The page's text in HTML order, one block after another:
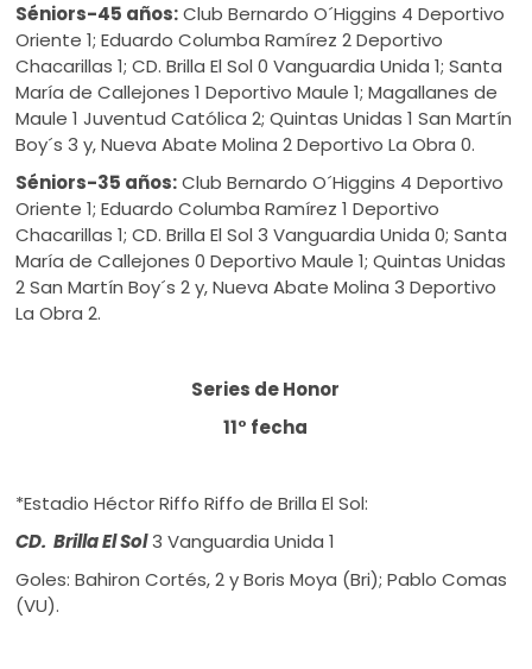
Séniors-45 años:Club Bernardo O´Higgins 4 Deportivo
Oriente 1; Eduardo Columba Ramírez 2 Deportivo
Chacarillas 1; CD. Brilla El Sol 0 Vanguardia Unida 1; Santa
María de Callejones 1 Deportivo Maule 1; Magallanes de
Maule 1 Juventud Católica 2; Quintas Unidas 1 San Martín
Boy´s 3 y, Nueva Abate Molina 2 Deportivo La Obra 0.
Séniors-35 años:Club Bernardo O´Higgins 4 Deportivo
Oriente 1; Eduardo Columba Ramírez 1 Deportivo
Chacarillas 1; CD. Brilla El Sol 3 Vanguardia Unida 0; Santa
María de Callejones 0 Deportivo Maule 1; Quintas Unidas
2 San Martín Boy´s 2 y, Nueva Abate Molina 3 Deportivo
La Obra 2.
Series de Honor
11° fecha
*Estadio Héctor Riffo Riffo de Brilla El Sol:
CD. Brilla El Sol3 Vanguardia Unida 1
Goles: Bahiron Cortés, 2 y Boris Moya (Bri); Pablo Comas
(VU).